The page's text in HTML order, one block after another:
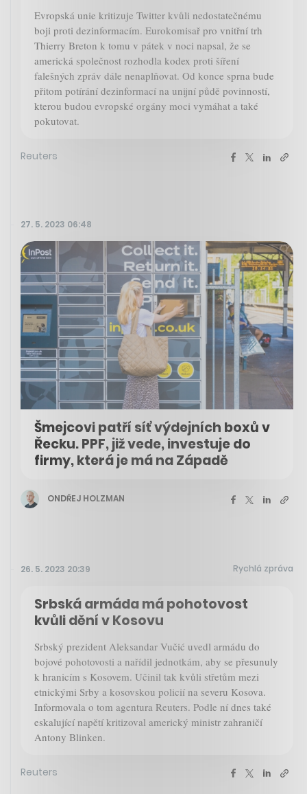
Evropská unie kritizuje Twitter kvůli nedostatečnému
boji proti dezinformacím. Eurokomisař pro vnitřní trh
Thierry Breton k tomu v pátek v noci napsal, že se
americká společnost rozhodla kodex proti šíření
falešných zpráv dále nenaplňovat. Od konce sprna bude
přitom potírání dezinformací na unijní půdě povinností,
kterou budou evropské orgány moci vymáhat a také
pokutovat.
Reuters
27. 5. 2023 06:48
Šmejcovi patří síť výdejních boxů v
Řecku. PPF, již vede, investuje do
firmy, která je má na Západě
ONDŘEJ HOLZMAN
26. 5. 2023 20:39 Rychlá zpráva
Srbská armáda má pohotovost
kvůli dění v Kosovu
Srbský prezident Aleksandar Vučić uvedl armádu do
bojové pohotovosti a nařídil jednotkám, aby se přesunuly
k hranicím s Kosovem. Učinil tak kvůli střetům mezi
etnickými Srby a kosovskou policií na severu Kosova.
Informovala o tom agentura Reuters. Podle ní dnes také
eskalující napětí kritizoval americký ministr zahraničí
Antony Blinken.
Reuters